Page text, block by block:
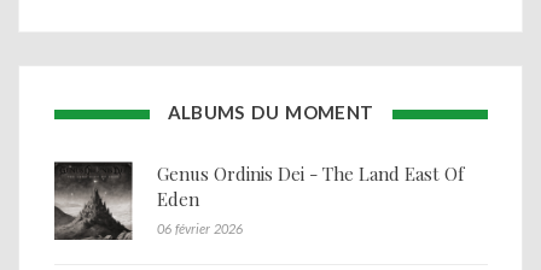
ALBUMS DU MOMENT
Genus Ordinis Dei - The Land East Of
Eden
06 février 2026